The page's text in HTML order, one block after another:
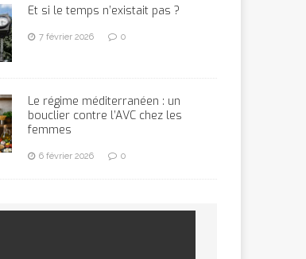
Et si le temps n’existait pas ?
7 février 2026 0
Le régime méditerranéen : un
bouclier contre l’AVC chez les
femmes
6 février 2026 0